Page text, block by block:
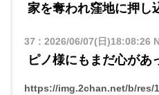
家を奪われ窪地に押し
37 : 2026/06/07(日)18:08:26
ピノ様にもまだ心があ
https://img.2chan.net/b/res/